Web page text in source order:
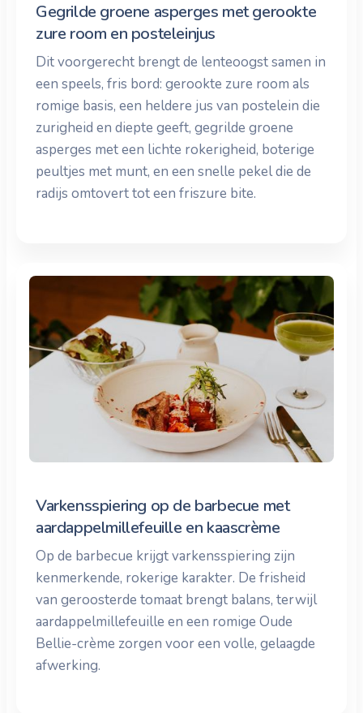
Gegrilde groene asperges met gerookte
zure room en posteleinjus
Dit voorgerecht brengt de lenteoogst samen in
een speels, fris bord: gerookte zure room als
romige basis, een heldere jus van postelein die
zurigheid en diepte geeft, gegrilde groene
asperges met een lichte rokerigheid, boterige
peultjes met munt, en een snelle pekel die de
radijs omtovert tot een friszure bite.
Varkensspiering op de barbecue met
aardappelmillefeuille en kaascrème
Op de barbecue krijgt varkensspiering zijn
kenmerkende, rokerige karakter. De frisheid
van geroosterde tomaat brengt balans, terwijl
aardappelmillefeuille en een romige Oude
Bellie-crème zorgen voor een volle, gelaagde
afwerking.